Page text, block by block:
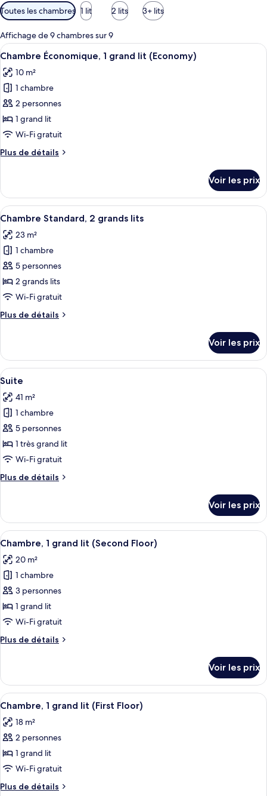
Filtres
disponibles
pour
les
chambres
Toutes les chambres 1 lit 2 lits 3+ lits
Affichage de 9 chambres sur 9
Afficher
toutes
les
photos
pour
ce
type
chambre :
grand
lit
(Economy)
Une chambre d’hôtel comprenant
1
Chambre Économique, 1 grand lit (Economy)
10 m²
1 chambre
2 personnes
1 grand lit
Wi-Fi gratuit
Plus de détails
Plus
le
type
de
Chambre
Économique,
grand
lit
(Economy)
Voir les prix
Afficher
toutes
les
photos
pour
ce
type
chambre :
2
grands
lits
Une chambre d’hôtel avec deux
1
Chambre Standard, 2 grands lits
23 m²
1 chambre
5 personnes
2 grands lits
Wi-Fi gratuit
Plus de détails
Plus
le
type
de
Chambre
Standard,
grands
lits
Voir les prix
Afficher
toutes
les
photos
pour
ce
type
chambre :
Un salon avec une cheminée, un
2
Suite
41 m²
1 chambre
5 personnes
1 très grand lit
Wi-Fi gratuit
Plus de détails
Plus
le
type
de
Suite
Voir les prix
Afficher
toutes
les
photos
pour
ce
type
chambre :
grand
lit
(Second
Floor)
Une chambre d’hôtel avec un
1
Chambre, 1 grand lit (Second Floor)
20 m²
1 chambre
3 personnes
1 grand lit
Wi-Fi gratuit
Plus de détails
Plus
le
type
de
Chambre,
lit
(Second
Voir les prix
Afficher
toutes
les
photos
pour
ce
type
Une chambre d’hôtel avec un lit, un
1
Chambre, 1 grand lit (First Floor)
18 m²
2 personnes
1 grand lit
Wi-Fi gratuit
Plus de détails
Plus